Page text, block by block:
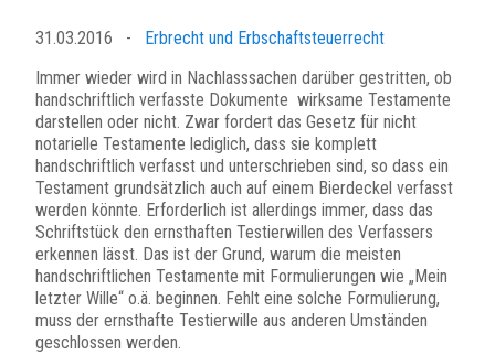
31.03.2016 -
Erbrecht und Erbschaftsteuerrecht
Immer wieder wird in Nachlasssachen darüber gestritten, ob
handschriftlich verfasste Dokumente wirksame Testamente
darstellen oder nicht. Zwar fordert das Gesetz für nicht
notarielle Testamente lediglich, dass sie komplett
handschriftlich verfasst und unterschrieben sind, so dass ein
Testament grundsätzlich auch auf einem Bierdeckel verfasst
werden könnte. Erforderlich ist allerdings immer, dass das
Schriftstück den ernsthaften Testierwillen des Verfassers
erkennen lässt. Das ist der Grund, warum die meisten
handschriftlichen Testamente mit Formulierungen wie „Mein
letzter Wille“ o.ä. beginnen. Fehlt eine solche Formulierung,
muss der ernsthafte Testierwille aus anderen Umständen
geschlossen werden.